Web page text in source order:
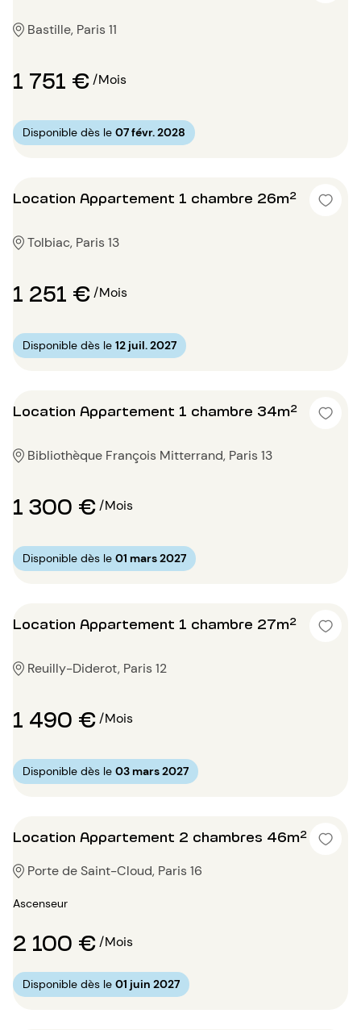
Bastille, Paris 11
1 751 €/Mois
Disponible dès le 07 févr. 2028
Location Appartement 1 chambre 26m²
Tolbiac, Paris 13
1 251 €/Mois
Disponible dès le 12 juil. 2027
Location Appartement 1 chambre 34m²
Bibliothèque François Mitterrand, Paris 13
1 300 €/Mois
Disponible dès le 01 mars 2027
Location Appartement 1 chambre 27m²
Reuilly-Diderot, Paris 12
1 490 €/Mois
Disponible dès le 03 mars 2027
Location Appartement 2 chambres 46m²
Porte de Saint-Cloud, Paris 16
Ascenseur
2 100 €/Mois
Disponible dès le 01 juin 2027